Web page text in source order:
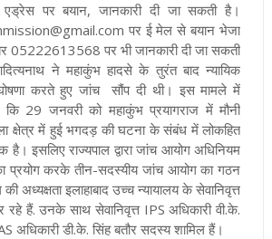
पर बयान, जानकारी दी जा सकती है।
पर ई मेल से बयान भेजा
05222613568 पर भी जानकारी दी जा सकती
ने महाकुंभ हादसे के तुरंत बाद न्यायिक
करते हुए जांच सौंप दी थी। इस मामले में
कि 29 जनवरी को महाकुंभ प्रयागराज में मौनी
क्षेत्र में हुई भगदड़ की घटना के संबंध में लोकहित
इसलिए राज्यपाल द्वारा जांच आयोग अधिनियम
का प्रयोग करके तीन-सदस्यीय जांच आयोग का गठन
अध्यक्षता इलाहाबाद उच्च न्यायालय के सेवानिवृत्त
रहे हैं. उनके साथ सेवानिवृत्त IPS अधिकारी वी.के.
अधिकारी डी.के. सिंह बतौर सदस्य शामिल हैं।